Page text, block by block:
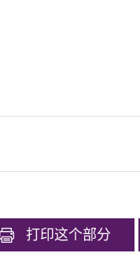
打印这个部分